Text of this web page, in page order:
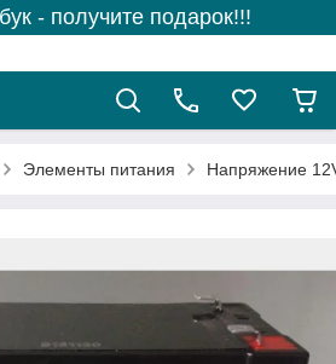
- получите подарок!!!
Элементы питания Напряжение